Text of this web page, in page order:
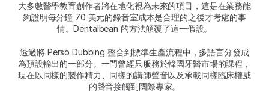
大多數醫學教育創作者將在地化視為未來的項目，這是在業務能
夠證明每分鐘 70 美元的錄音室成本是合理的之後才考慮的事
情。Dentalbean 的方法顛覆了這一假設。
透過將 Perso Dubbing 整合到標準生產流程中，多語言分發成
為預設輸出的一部分。一門曾經只服務於韓國牙醫市場的課程，
現在以同樣的製作精力、同樣的講師聲音以及承載同樣臨床權威
的聲音接觸到國際專家。